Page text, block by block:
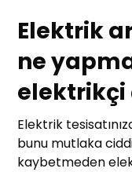
Elektrik
ne
elektrikçi
Elektrik
bunu mutlaka
kaybetmeden